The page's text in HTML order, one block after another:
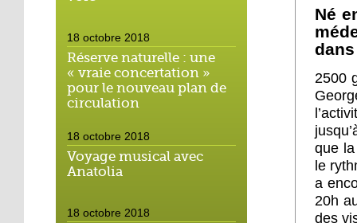
18 octobre 2018
Réserve naturelle : une
« vraie concertation »
pour le nouveau plan de
circulation
18 octobre 2018
Voyage musical avec
Anatolia
18 octobre 2018
Né
2500
que
le
a
20h
des